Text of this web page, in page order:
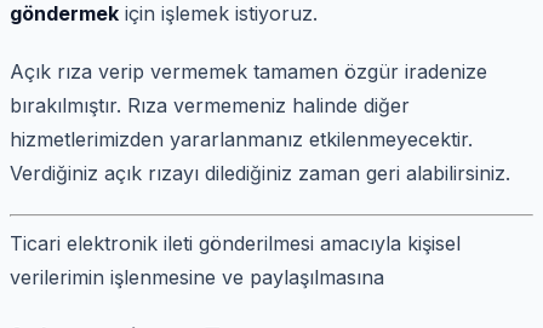
göndermek için işlemek istiyoruz.
Açık rıza verip vermemek tamamen özgür iradenize
bırakılmıştır. Rıza vermemeniz halinde diğer
hizmetlerimizden yararlanmanız etkilenmeyecektir.
Verdiğiniz açık rızayı dilediğiniz zaman geri alabilirsiniz.
Ticari elektronik ileti gönderilmesi amacıyla kişisel
verilerimin işlenmesine ve paylaşılmasına